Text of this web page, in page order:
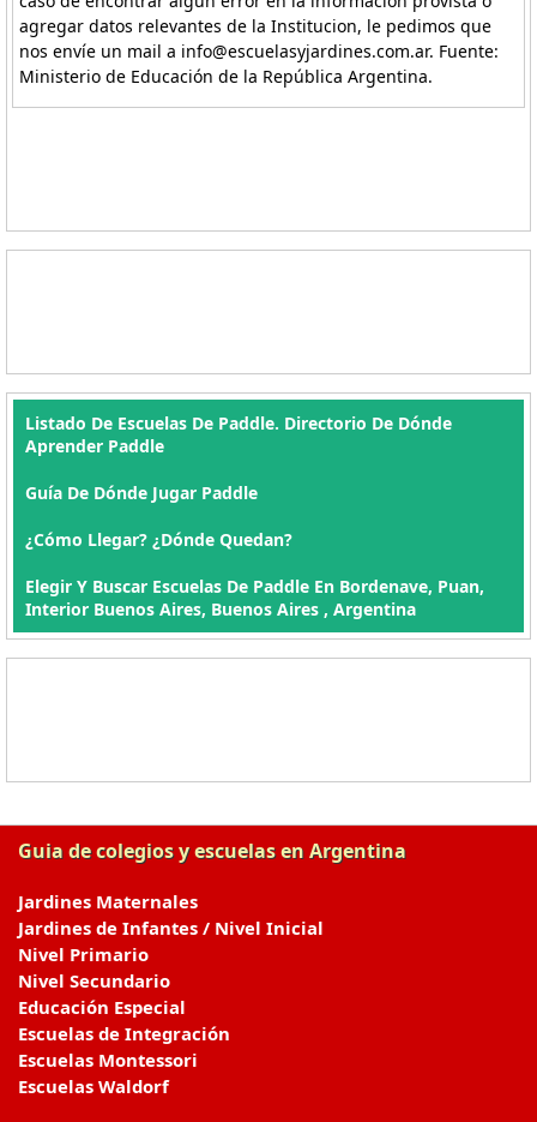
agregar datos relevantes de la Institucion, le pedimos que
nos envíe un mail a info@escuelasyjardines.com.ar. Fuente:
Ministerio de Educación de la República Argentina.
Listado De Escuelas De Paddle. Directorio De Dónde
Aprender Paddle
Guía De Dónde Jugar Paddle
¿Cómo Llegar? ¿Dónde Quedan?
Elegir Y Buscar Escuelas De Paddle En Bordenave, Puan,
Interior Buenos Aires, Buenos Aires , Argentina
Guia de colegios y escuelas en Argentina
Jardines Maternales
Jardines de Infantes / Nivel Inicial
Nivel Primario
Nivel Secundario
Educación Especial
Escuelas de Integración
Escuelas Montessori
Escuelas Waldorf